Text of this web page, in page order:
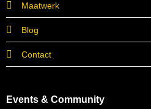
Maatwerk
Blog
Contact
Events & Community